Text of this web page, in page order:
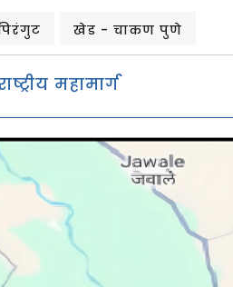
खेड - चाकण पुणे
महामार्ग